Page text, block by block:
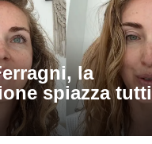
la
spiazza
che mi
Poi svela i